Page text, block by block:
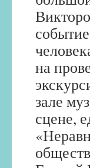
на
зале
сцене,